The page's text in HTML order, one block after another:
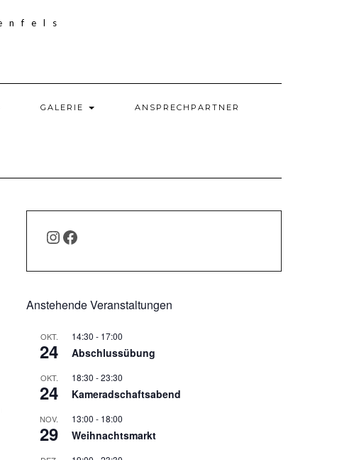
GALERIE ANSPRECHPARTNER
INSTAGRAM
FACEBOOK
Anstehende Veranstaltungen
OKT.
24
14:30 - 17:00
Abschlussübung
OKT.
24
18:30 -23:30
Kameradschaftsabend
NOV.
29
13:00 - 18:00
Weihnachtsmarkt